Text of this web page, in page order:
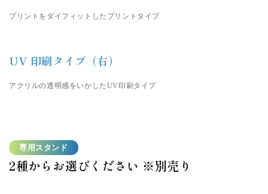
プリントをダイフィットしたプリントタイプ
UV 印刷タイプ（右）
アクリルの透明感をいかしたUV印刷タイプ
専用スタンド
2種からお選びください ※別売り